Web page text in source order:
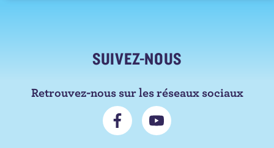
SUIVEZ-NOUS
Retrouvez-nous sur les réseaux sociaux
N
o
S
'